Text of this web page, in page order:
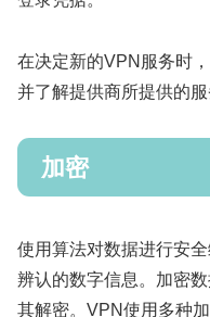
在决定新的VPN服务时
并了解提供商所提供的服
加密
使用算法对数据进行安
辨认的数字信息。加密
其解密。VPN使用多种